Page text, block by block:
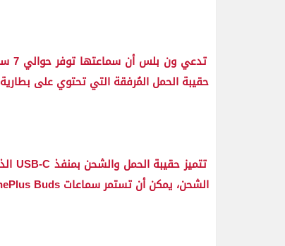
حقيبة الحمل المُرفقة التي تحتوي على بطارية 430 مللي أمبير؛ يمكن إطالة عمر البطارية بالكامل حتى 30 ساعة.
الشحن، يمكن أن تستمر سماعات OnePlus Buds لمدة 10 ساعات.